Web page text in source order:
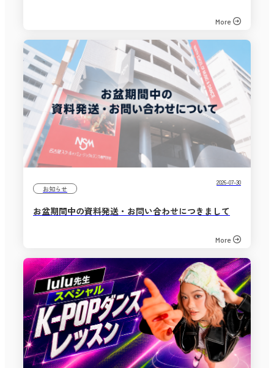
More
お知らせ
2026-07-30
お盆期間中の資料発送・お問い合わせにつきまして
More